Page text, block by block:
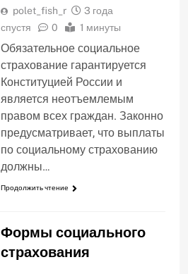
polet_fish_r
3 года
спустя
0 1 минуты
Обязательное социальное
страхование гарантируется
Конституцией России и
является неотъемлемым
правом всех граждан. Законно
предусматривает, что выплаты
по социальному страхованию
должны…
Продолжить чтение
Формы социального
страхования